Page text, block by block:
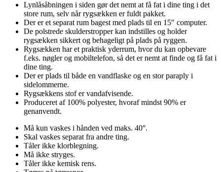
Lynlåsåbningen i siden gør det nemt at få fat i dine ting i det
store rum, selv når rygsækken er fuldt pakket.
Der er et separat rum bagest med plads til en 15″ computer.
De polstrede skulderstropper kan indstilles og holder
rygsækken sikkert og behageligt på plads på ryggen.
Rygsækken har et praktisk yderrum, hvor du kan opbevare
f.eks. nøgler og mobiltelefon, så det er nemt at finde og få fat i
dine ting.
Der er plads til både en vandflaske og en stor paraply i
sidelommerne.
Rygsækkens stof er vandafvisende.
Produceret af 100% polyester, hvoraf mindst 90% er
genanvendt.
Må kun vaskes i hånden ved maks. 40°.
Skal vaskes separat fra andre ting.
Tåler ikke klorblegning.
Må ikke stryges.
Tåler ikke kemisk rens.